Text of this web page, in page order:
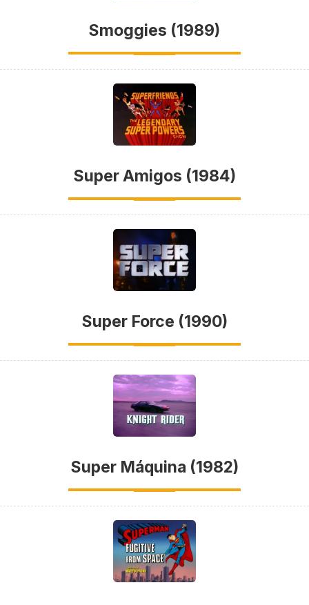
Smoggies (1989)
Super Amigos (1984)
Super Force (1990)
Super Máquina (1982)